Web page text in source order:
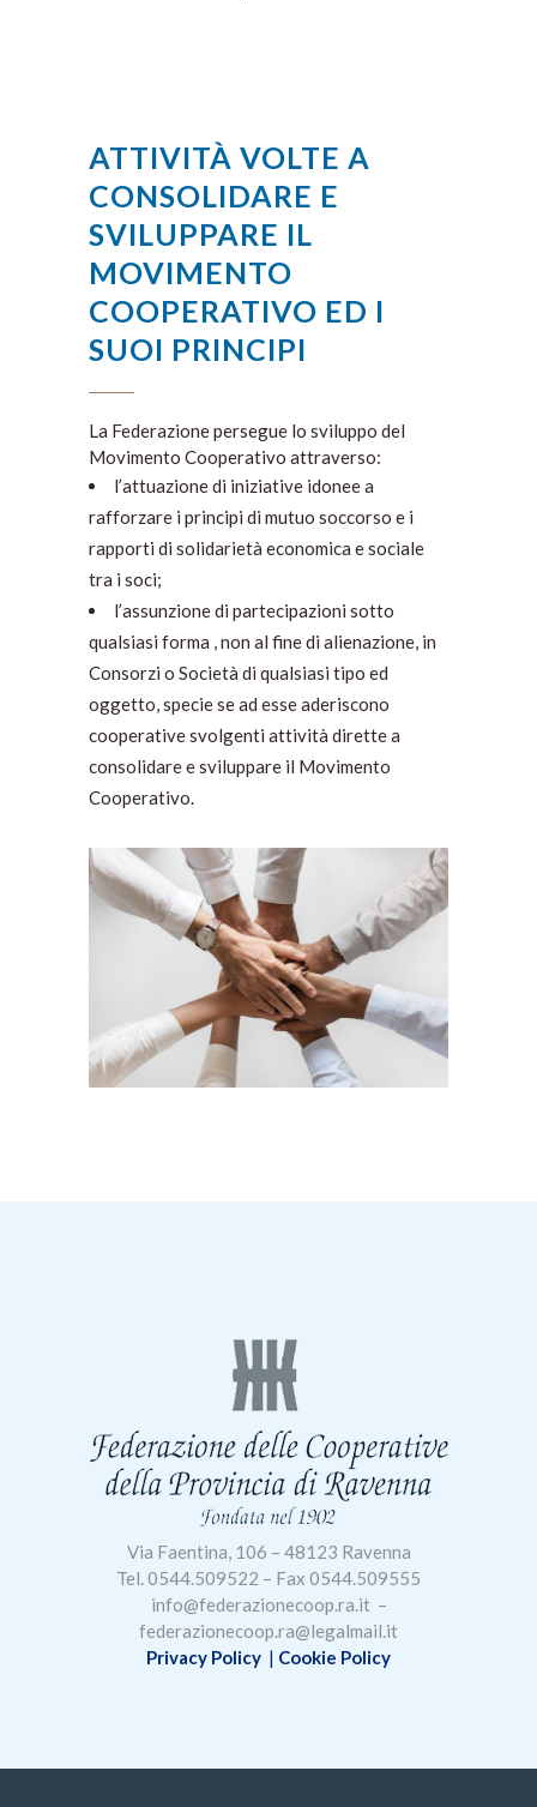
ATTIVITÀ VOLTE A
CONSOLIDARE E
SVILUPPARE IL
MOVIMENTO
COOPERATIVO ED I
SUOI PRINCIPI
La Federazione persegue lo sviluppo del
Movimento Cooperativo attraverso:
l’attuazione di iniziative idonee a
rafforzare i principi di mutuo soccorso e i
rapporti di solidarietà economica e sociale
tra i soci;
l’assunzione di partecipazioni sotto
qualsiasi forma , non al fine di alienazione, in
Consorzi o Società di qualsiasi tipo ed
oggetto, specie se ad esse aderiscono
cooperative svolgenti attività dirette a
consolidare e sviluppare il Movimento
Cooperativo.
Via Faentina, 106 – 48123 Ravenna
Tel. 0544.509522 – Fax 0544.509555
info@federazionecoop.ra.it –
federazionecoop.ra@legalmail.it
Privacy Policy | Cookie Policy